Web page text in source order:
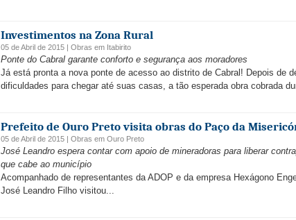
Investimentos na Zona Rural
05 de Abril de 2015 | Obras em Itabirito
Ponte do Cabral garante conforto e segurança aos moradores
Já está pronta a nova ponte de acesso ao distrito de Cabral! Depois de
dificuldades para chegar até suas casas, a tão esperada obra cobrada
Prefeito de Ouro Preto visita obras do Paço da
05 de Abril de 2015 | Obras em Ouro Preto
José Leandro espera contar com apoio de mineradoras para liberar
que cabe ao município
Acompanhado de representantes da ADOP e da empresa Hexágono
José Leandro Filho visitou...